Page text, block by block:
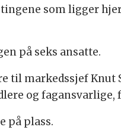
tingene som ligger
på seks ansatte.
til markedssjef Knut
og
på plass.